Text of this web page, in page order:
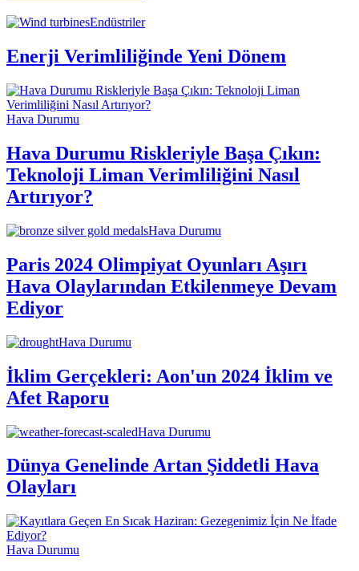
Endüstriler
Enerji Verimliliğinde Yeni Dönem
Hava Durumu
Hava Durumu Riskleriyle Başa Çıkın:
Teknoloji Liman Verimliliğini Nasıl
Artırıyor?
Hava Durumu
Paris 2024 Olimpiyat Oyunları Aşırı
Hava Olaylarından Etkilenmeye Devam
Ediyor
Hava Durumu
İklim Gerçekleri: Aon'un 2024 İklim ve
Afet Raporu
Hava Durumu
Dünya Genelinde Artan Şiddetli Hava
Olayları
Hava Durumu